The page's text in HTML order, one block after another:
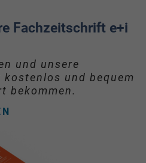
Fachzeitschrift e+i
und unsere
und bequem
bekommen.